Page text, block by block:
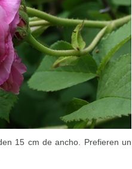
15 cm de ancho. Prefieren un